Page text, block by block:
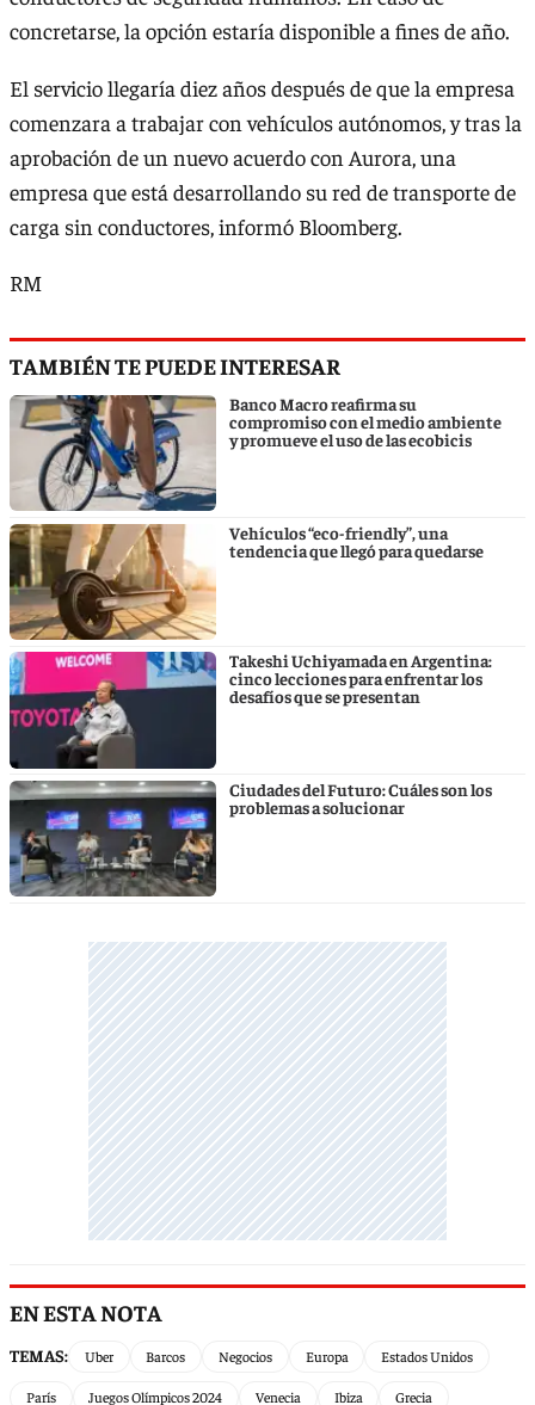
concretarse, la opción estaría disponible a fines de año.
El servicio llegaría diez años después de que la empresa
comenzara a trabajar con vehículos autónomos, y tras la
aprobación de un nuevo acuerdo con Aurora, una
empresa que está desarrollando su red de transporte de
carga sin conductores, informó Bloomberg.
RM
TAMBIÉN TE PUEDE INTERESAR
Banco Macro reafirma su
compromiso con el medio ambiente
y promueve el uso de las ecobicis
Vehículos “eco-friendly”, una
tendencia que llegó para quedarse
Takeshi Uchiyamada en Argentina:
cinco lecciones para enfrentar los
desafíos que se presentan
Ciudades del Futuro: Cuáles son los
problemas a solucionar
EN ESTA NOTA
TEMAS: Uber Barcos Negocios Europa Estados Unidos
París Juegos Olímpicos 2024 Venecia Ibiza Grecia